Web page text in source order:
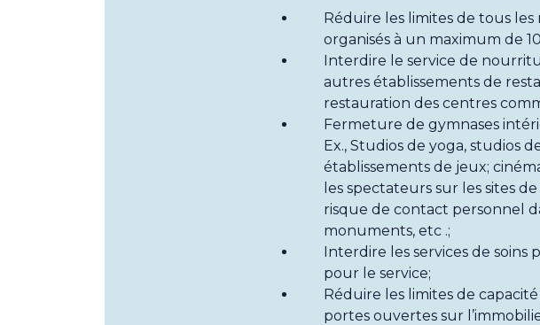
Réduire les limites de tous
organisés à un maximum de
Interdire le service de
autres établissements de
restauration des centres
Fermeture de gymnases
Ex., Studios de yoga, studios
établissements de jeux;
les spectateurs sur les sites
risque de contact personnel
monuments, etc .;
Interdire les services de
pour le service;
Réduire les limites de
portes ouvertes sur